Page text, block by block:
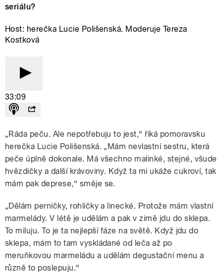
seriálu?
Host: herečka Lucie Polišenská. Moderuje Tereza
Kostková
33:09
„Ráda peču. Ale nepotřebuju to jest,“ říká pomoravsku
herečka Lucie Polišenská. „Mám nevlastní sestru, která
peče úplně dokonale. Má všechno malinké, stejné, všude
hvězdičky a další krávoviny. Když ta mi ukáže cukroví, tak
mám pak deprese,“ směje se.
„Dělám perníčky, rohlíčky a linecké. Protože mám vlastní
marmelády. V létě je udělám a pak v zimě jdu do sklepa.
To miluju. To je ta nejlepší fáze na světě. Když jdu do
sklepa, mám to tam vyskládané od leča až po
meruňkovou marmeládu a udělám degustační menu a
různě to poslepuju.“